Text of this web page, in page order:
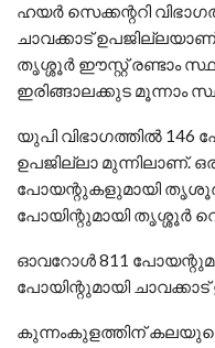
ഹയര്‍ സെക്കന്ററി
ചാവക്കാട്
തൃശ്ശൂർ ഈസ്റ്റ് രണ്ടാം
ഇരിങ്ങാലക്കുട മൂന്നാം
യുപി വിഭാഗത്തില്‍ 146
ഉപജില്ലാ മുന്നിലാണ്.
പോയന്റുകളുമായി തൃശൂർ
പോയിന്റുമായി തൃശ്ശൂർ
ഓവറോൾ 811
പോയിന്റുമായി
കുന്നംകുളത്തിന്